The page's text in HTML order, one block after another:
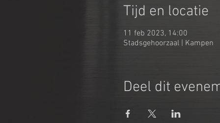
Tijd en locatie
11 feb 2023, 14:00
Stadsgehoorzaal | Kampen
Deel dit